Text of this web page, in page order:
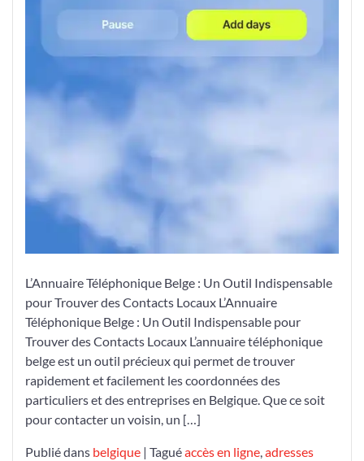
L’Annuaire Téléphonique Belge : Un Outil Indispensable
pour Trouver des Contacts Locaux L’Annuaire
Téléphonique Belge : Un Outil Indispensable pour
Trouver des Contacts Locaux L’annuaire téléphonique
belge est un outil précieux qui permet de trouver
rapidement et facilement les coordonnées des
particuliers et des entreprises en Belgique. Que ce soit
pour contacter un voisin, un […]
Publié dans belgique | Taguéaccès en ligne,adresses